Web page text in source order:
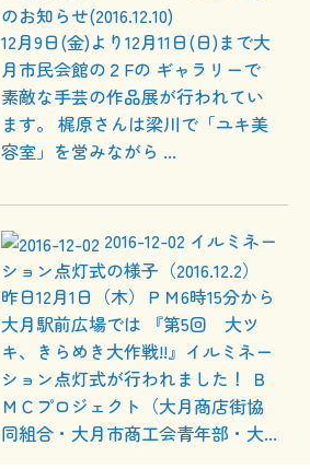
のお知らせ(2016.12.10)
12月9日(金)より12月11日(日)まで大
月市民会館の２Fの ギャラリーで
素敵な手芸の作品展が行われてい
ます。 梶原さんは梁川で「ユキ美
容室」を営みながら ...
2016-12-02 イルミネー
ション点灯式の様子（2016.12.2）
昨日12月1日（木）ＰＭ6時15分から
大月駅前広場では 『第5回 大ツ
キ、きらめき大作戦!!』イルミネー
ション点灯式が行われました！ Ｂ
ＭＣプロジェクト（大月商店街協
同組合・大月市商工会青年部・大...